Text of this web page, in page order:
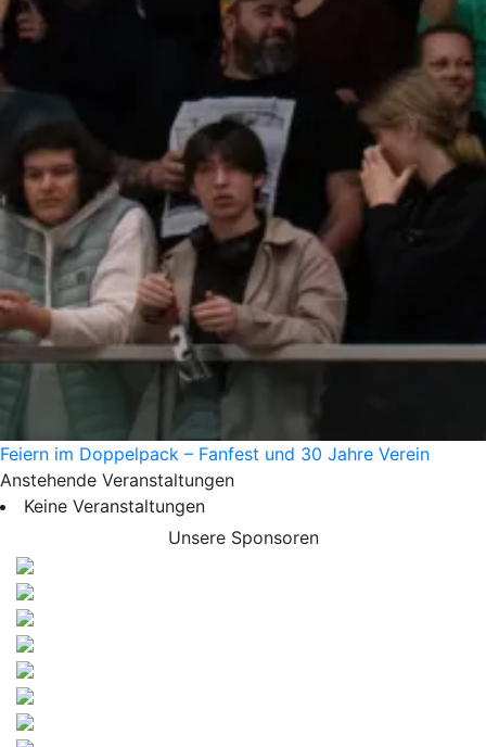
Feiern im Doppelpack – Fanfest und 30 Jahre Verein
Anstehende Veranstaltungen
Keine Veranstaltungen
Unsere Sponsoren